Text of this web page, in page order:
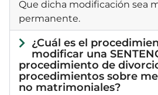
Que dicha modificación sea
permanente.
¿Cuál es el
modificar una
procedimiento de
procedimientos sobre
no matrimoniales?